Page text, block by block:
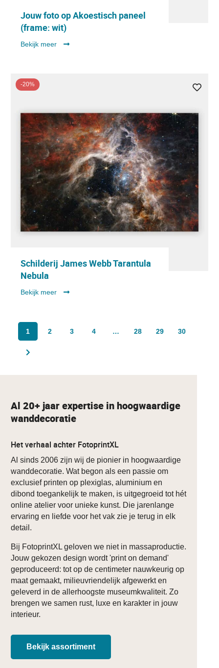
Jouw foto op Akoestisch paneel
(frame: wit)
Bekijk meer
-20%
Schilderij James Webb Tarantula
Nebula
Bekijk meer
1 2 3 4 … 28 29 30
Al 20+ jaar expertise in hoogwaardige
wanddecoratie
Het verhaal achter FotoprintXL
Al sinds 2006 zijn wij de pionier in hoogwaardige
wanddecoratie. Wat begon als een passie om
exclusief printen op plexiglas, aluminium en
dibond toegankelijk te maken, is uitgegroeid tot hét
online atelier voor unieke kunst. Die jarenlange
ervaring en liefde voor het vak zie je terug in elk
detail.
Bij FotoprintXL geloven we niet in massaproductie.
Jouw gekozen design wordt 'print on demand'
geproduceerd: tot op de centimeter nauwkeurig op
maat gemaakt, milieuvriendelijk afgewerkt en
geleverd in de allerhoogste museumkwaliteit. Zo
brengen we samen rust, luxe en karakter in jouw
interieur.
Bekijk assortiment